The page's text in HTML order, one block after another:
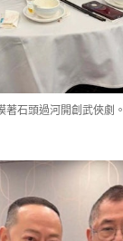
石頭過河開創武俠劇。